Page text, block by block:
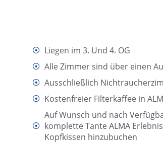
Liegen im 3. Und 4. OG
Alle Zimmer sind über einen
Ausschließlich
Kostenfreier Filterkaffee in
Auf Wunsch und nach
komplette Tante ALMA
Kopfkissen hinzubuchen